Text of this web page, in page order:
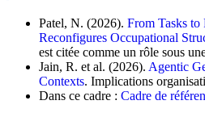
Patel, N. (2026). From Tasks
Reconfigures Occupational
est citée comme un rôle sous
Jain, R. et al. (2026). Agentic
Contexts. Implications
Dans ce cadre : Cadre de